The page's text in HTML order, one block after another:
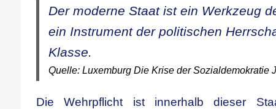
Der moderne Staat ist ein Werkzeug
ein Instrument der politischen
Klasse.
Quelle: Luxemburg Die Krise der Sozialdemokratie
Die Wehrpflicht ist innerhalb dieser